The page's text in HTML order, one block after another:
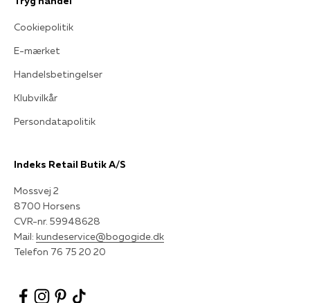
Cookiepolitik
E-mærket
Handelsbetingelser
Klubvilkår
Persondatapolitik
Indeks Retail Butik A/S
Mossvej 2
8700 Horsens
CVR-nr. 59948628
Mail: kundeservice@bogogide.dk
Telefon 76 75 20 20